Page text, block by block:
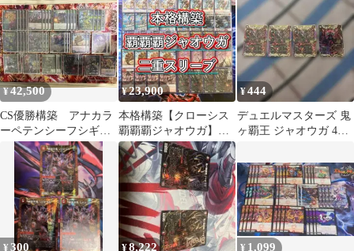
¥42,500
CS優勝構築 アナカラ
ーペテンシーフシギバ
ースデッキ＋調整パー
ツ 3重スリーブ
¥23,900
本格構築【クローシス
覇覇覇ジャオウガ】デ
ッキ＆二重スリーブ
¥444
デュエルマスターズ 鬼
ヶ覇王 ジャオウガ 4枚
¥300 ¥8,222 ¥ 1,099